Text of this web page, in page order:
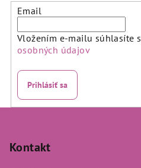
Email
Vložením e-mailu súhlasíte s
osobných údajov
Prihlásiť sa
Kontakt